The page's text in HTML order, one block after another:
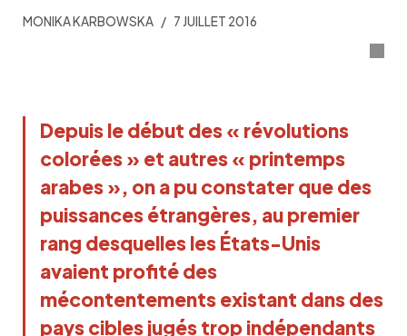
MONIKA KARBOWSKA 7 JUILLET 2016
Depuis le début des « révolutions
colorées » et autres « printemps
arabes », on a pu constater que des
puissances étrangères, au premier
rang desquelles les États-Unis
avaient profité des
mécontentements existant dans des
pays cibles jugés trop indépendants